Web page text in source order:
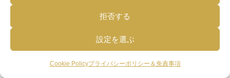
拒否する
設定を選ぶ
Cookie Policyプライバシーポリシー＆免責事項